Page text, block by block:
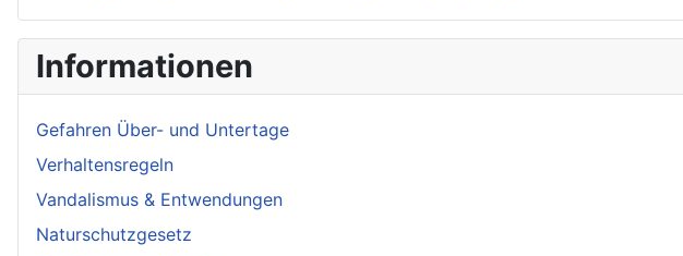
Informationen
Gefahren Über- und Untertage
Verhaltensregeln
Vandalismus & Entwendungen
Naturschutzgesetz